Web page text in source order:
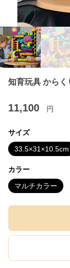
知育玩具 から
11,100 円
サイズ
33.5×31×10.5cm
カラー
マルチカラー